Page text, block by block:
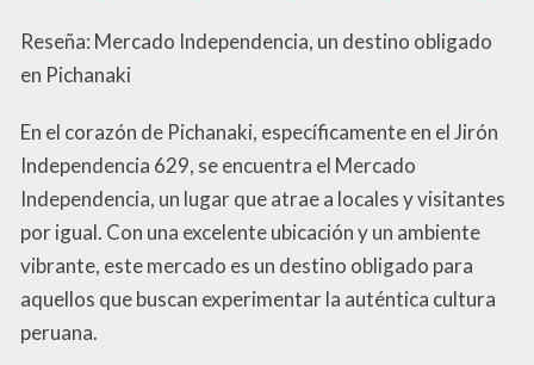
Reseña: Mercado Independencia, un destino obligado
en Pichanaki
En el corazón de Pichanaki, específicamente en el Jirón
Independencia 629, se encuentra el Mercado
Independencia, un lugar que atrae a locales y visitantes
por igual. Con una excelente ubicación y un ambiente
vibrante, este mercado es un destino obligado para
aquellos que buscan experimentar la auténtica cultura
peruana.